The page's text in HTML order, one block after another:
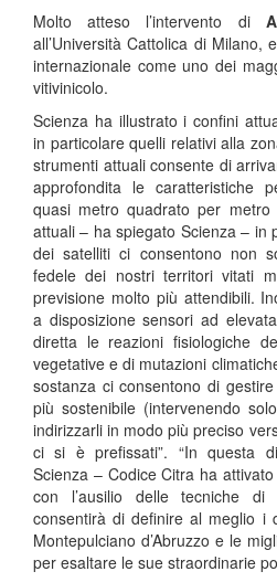
Molto atteso l’intervento di
all’Università Cattolica di Milano,
internazionale come uno dei
vitivinicolo.
Scienza ha illustrato i confini
in particolare quelli relativi alla
strumenti attuali consente di
approfondita le caratteristiche
quasi metro quadrato per metro
attuali – ha spiegato Scienza – in
dei satelliti ci consentono non
fedele dei nostri territori vitati
previsione molto più attendibili.
a disposizione sensori ad
diretta le reazioni fisiologiche
vegetative e di mutazioni
sostanza ci consentono di
più sostenibile (intervenendo
indirizzarli in modo più preciso
ci si è prefissati”. “In questa
Scienza – Codice Citra ha
con l’ausilio delle tecniche
consentirà di definire al meglio i
Montepulciano d’Abruzzo e le
per esaltare le sue straordinarie